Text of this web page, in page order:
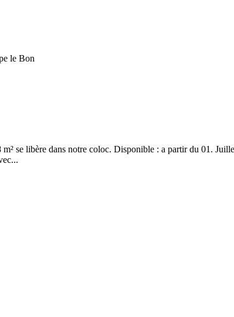
se libère dans notre coloc. Disponible : a partir du 01.